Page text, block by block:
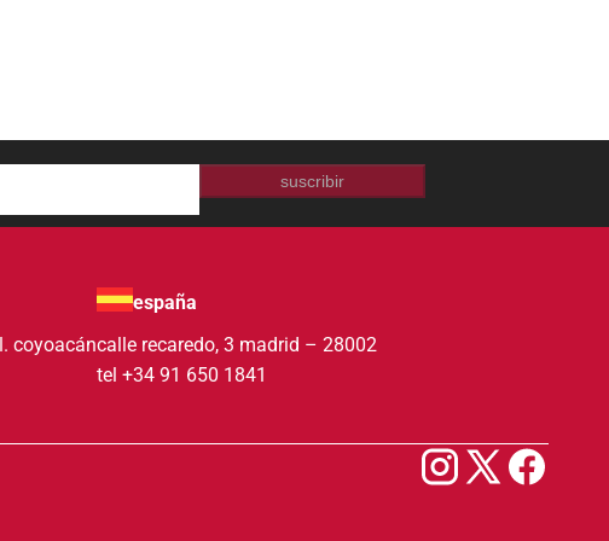
suscribir
coyoacán
españa
calle recaredo, 3 madrid – 28002
tel +34 91 650 1841